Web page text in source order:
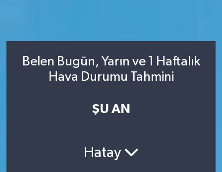
Belen Bugün, Yarın ve 1 Haftalık
Hava Durumu Tahmini
ŞU AN
Hatay